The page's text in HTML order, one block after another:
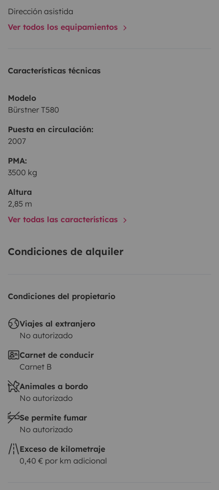
Dirección asistida
Ver todos los equipamientos
Características técnicas
Modelo
Bürstner T580
Puesta en circulación:
2007
PMA:
3500 kg
Altura
2,85 m
Ver todas las características
Condiciones de alquiler
Condiciones del propietario
Viajes al extranjero
No autorizado
Carnet de conducir
Carnet B
Animales a bordo
No autorizado
Se permite fumar
No autorizado
Exceso de kilometraje
0,40 € por km adicional